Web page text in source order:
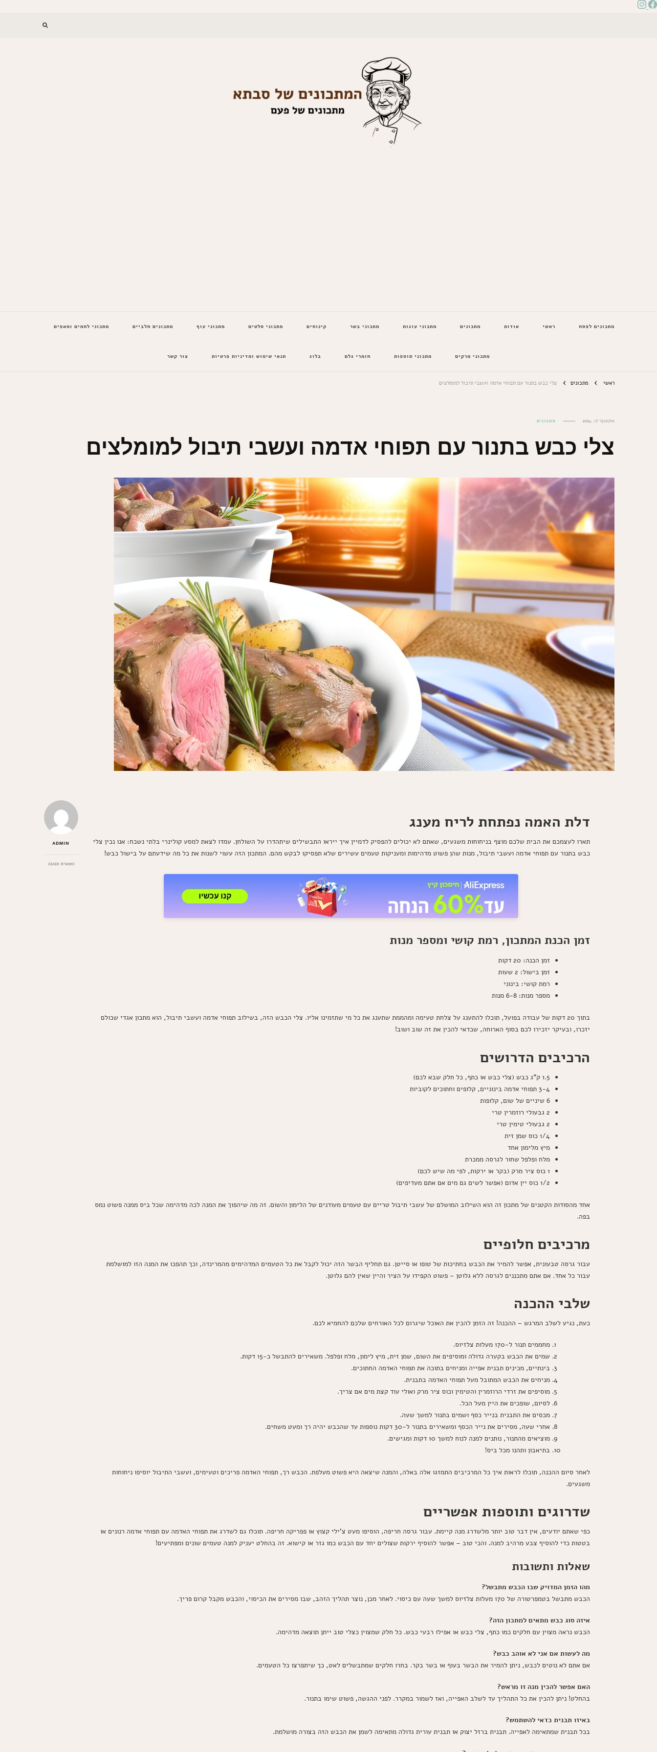
מתכונים לפסח ראשי אודות מתכונים מתכוני עוגות מתכוני בשר קינוחים מתכוני סלטים מתכוני עוף מתכונים חלביים מתכוני לחמים ומאפים
מתכוני מרקים מתכוני תוספות חומרי גלם בלוג תנאי שימוש ומדיניות פרטיות צור קשר
ראשי מתכונים צלי כבש בתנור עם תפוחי אדמה ועשבי תיבול למומלצים
אוקטובר 17, 2024 מתכונים
צלי כבש בתנור עם תפוחי אדמה ועשבי תיבול למומלצים
ADMIN
השארת תגובהבנושא
דלת האמה נפתחת לריח מענג
תארו לעצמכם את הבית שלכם מוצף בניחוחות משגעים, שאתם לא יכולים להפסיק לדמיין איך ייראו התבשילים שיתהדרו על השולחן. עמדו לצאת למסע קולינרי בלתי נשכח: אנו נכין צלי
כבש בתנור עם תפוחי אדמה ועשבי תיבול, מנות שהן פשוט מדהימות ומעניקות טעמים עשירים שלא תפסיקו לבקש מהם. המתכון הזה עשוי לשנות את כל מה שידעתם על בישול כבש!
זמן הכנת המתכון, רמת קושי ומספר מנות
זמן הכנה: 20 דקות
זמן בישול: 2 שעות
רמת קושי: בינוני
מספר מנות: 6-8 מנות
בתוך 20 דקות של עבודה בפועל, תוכלו להתענג על צלחת טעימה ומהממת שתענג את כל מי שתזמינו אליו. צלי הכבש הזה, בשילוב תפוחי אדמה ועשבי תיבול, הוא מתכון אגדי שכולם
יזכרו, ובעיקר יזכירו לכם בסוף הארוחה, שכדאי להכין את זה שוב ושוב!
הרכיבים הדרושים
1.5 ק"ג כבש (צלי כבש או כתף, כל חלק שבא לכם)
3-4 תפוחי אדמה בינוניים, קלופים וחתוכים לקוביות
6 שיניים של שום, קלופות
2 גבעולי רוזמרין טרי
2 גבעולי טימין טרי
1/4 כוס שמן זית
מיץ מלימון אחד
מלח ופלפל שחור לגרסה ממכרת
1 כוס ציר מרק (בקר או ירקות, לפי מה שיש לכם)
1/2 כוס יין אדום (אפשר לשים גם מים אם אתם מעדיפים)
אחד מהסודות הקטנים של מתכון זה הוא השילוב המושלם של עשבי תיבול טריים עם טעמים מעודנים של הלימון והשום. זה מה שיהפוך את המנה לכה מדהימה שכל ביס ממנה פשוט נמס
בפה.
מרכיבים חלופיים
עבור גרסה טבעונית, אפשר להמיר את הכבש בחתיכות של טופו או סייטן. גם תחליף הבשר הזה יכול לקבל את כל הטעמים המדהימים מהמרינדה, וכך תהפכו את המנה הזו למושלמת
עבור כל אחד. אם אתם מתכננים לגרסה ללא גלוטן – פשוט הקפידו על הציר והיין שאין להם גלוטן.
שלבי ההכנה
כעת, נגיע לשלב המרגש – ההכנה! זה הזמן להכין את האוכל שיגרום לכל האורחים שלכם להחמיא לכם.
מחממים תנור ל-170 מעלות צלזיוס.
שמים את הכבש בקערה גדולה ומוסיפים את השום, שמן זית, מיץ לימון, מלח ופלפל. משאירים להתבשל כ-15 דקות.
בינתיים, מכינים תבנית אפייה ומניחים בתוכה את תפוחי האדמה החתוכים.
מניחים את הכבש המתובל מעל תפוחי האדמה בתבנית.
מוסיפים את זרדי הרוזמרין והטימין וכוס ציר מרק ואולי עוד קצת מים אם צריך.
לסיום, שופכים את היין מעל הכל.
מכסים את התבנית בנייר כסף ושמים בתנור למשך שעה.
אחרי שעה, מסירים את נייר הכסף ומשאירים בתנור ל-30 דקות נוספות עד שהכבש יהיה רך ומעט משחים.
מוציאים מהתנור, נותנים למנה לנוח למשך 10 דקות ומגישים.
בתיאבון ותהנו מכל ביס!
לאחר סיום ההכנה, תוכלו לראות איך כל המרכיבים התמזגו אלה באלה, והמנה שיצאה היא פשוט מעלפת. הכבש רך, תפוחי האדמה פריכים וטעימים, ועשבי התיבול יוסיפו ניחוחות
משגעים.
שדרוגים ותוספות אפשריים
כפי שאתם יודעים, אין דבר טוב יותר מלשדרג מנה קיימת. עבור גרסה חריפה, הוסיפו מעט צ'ילי קצוץ או פפריקה חריפה. תוכלו גם לשדרג את תפוחי האדמה עם תפוחי אדמה רנונים או
בטטות כדי להוסיף צבע מרהיב למנה. והכי טוב – אפשר להוסיף ירקות שצולים יחד עם הכבש כמו גזר או קישוא. זה בהחלט יעניק למנה טעמים שונים ומפתיעים!
שאלות ותשובות
מהו הזמן המדויק שבו הכבש מתבשל?
הכבש מתבשל בטמפרטורה של 170 מעלות צלזיוס למשך שעה עם כיסוי. לאחר מכן, נוצר תהליך הזהב, שבו מסירים את הכיסוי, והכבש מקבל קרום פריך.
איזה סוג כבש מתאים למתכון הזה?
הכבש נראה מצוין עם חלקים כמו כתף, צלי כבש או אפילו רבעי כבש. כל חלק שמצוין כצלי טוב ייתן תוצאה מדהימה.
מה לעשות אם אני לא אוהב כבש?
אם אתם לא נוטים לכבש, ניתן להמיר את הבשר בעוף או בשר בקר. בחרו חלקים שמתבשלים לאט, כך שיתפרצו כל הטעמים.
האם אפשר להכין מנה זו מראש?
בהחלט! ניתן להכין את כל התהליך עד לשלב האפייה, ואז לשמור במקרר. לפני ההגשה, פשוט שימו בתנור.
באיזו תבנית כדאי להשתמש?
בכל תבנית שמתאימה לאפייה. תבנית ברזל יצוק או תבנית עורית גדולה מתאימה לשמן את הכבש הזה בצורה מושלמת.